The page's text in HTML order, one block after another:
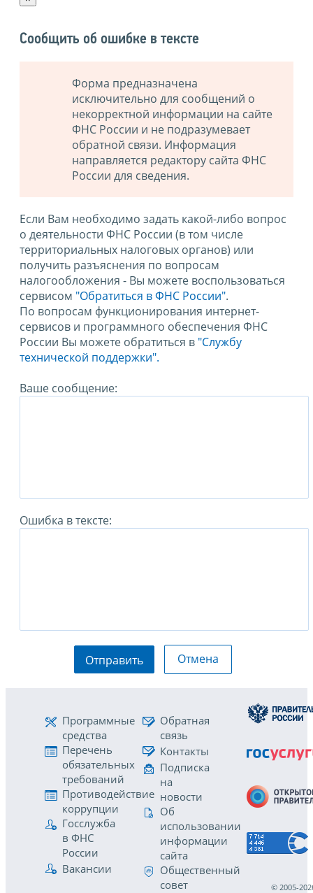
Сообщить об ошибке в тексте
Форма предназначена
исключительно для сообщений о
некорректной информации на сайте
ФНС России и не подразумевает
обратной связи. Информация
направляется редактору сайта ФНС
России для сведения.
Если Вам необходимо задать какой-либо вопрос
о деятельности ФНС России (в том числе
территориальных налоговых органов) или
получить разъяснения по вопросам
налогообложения - Вы можете воспользоваться
сервисом "Обратиться в ФНС России".
По вопросам функционирования интернет-
сервисов и программного обеспечения ФНС
России Вы можете обратиться в "Службу
технической поддержки".
Ваше сообщение:
Ошибка в тексте:
Отправить Отмена
Программные
средства
Перечень
обязательных
требований
Противодействие
коррупции
Госслужба
в ФНС
России
Вакансии
Обратная
связь
Контакты
Подписка
на
новости
Об
использовании
информации
сайта
Общественный
совет
© 2005-